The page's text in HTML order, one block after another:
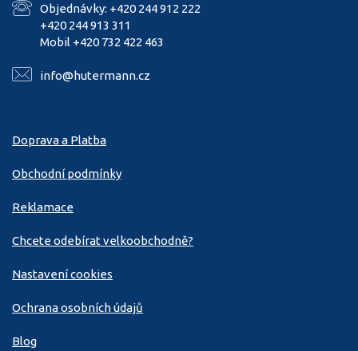
Objednávky: +420 244 912 222
+420 244 913 311
Mobil +420 732 422 463
info@hutermann.cz
Doprava a Platba
Obchodní podmínky
Reklamace
Chcete odebírat velkoobchodně?
Nastavení cookies
Ochrana osobních údajů
Blog